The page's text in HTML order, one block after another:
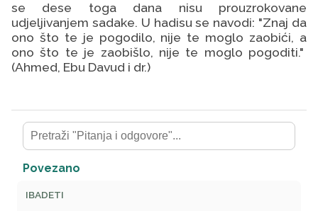
se dese toga dana nisu prouzrokovane
udjeljivanjem sadake. U hadisu se navodi: "Znaj da
ono što te je pogodilo, nije te moglo zaobići, a
ono što te je zaobišlo, nije te moglo pogoditi."
(Ahmed, Ebu Davud i dr.)
Povezano
IBADETI